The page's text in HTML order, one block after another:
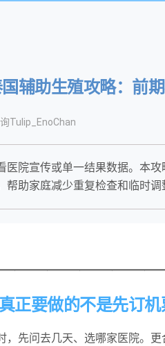
辅助生殖攻略：前
Tulip_EnoChan
医院宣传或单一结果数据。本
助家庭减少重复检查和临时调
正要做的不是先订机
，先问去几天、选哪家医院。